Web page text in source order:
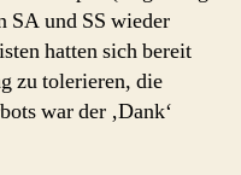
SA und SS wieder
hatten sich bereit
zu tolerieren, die
war der ‚Dank‘